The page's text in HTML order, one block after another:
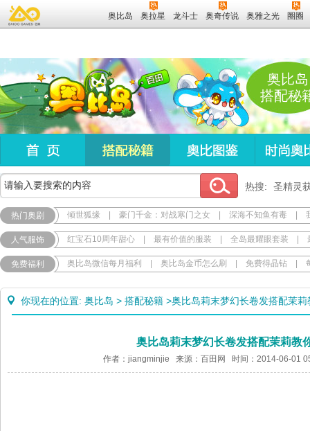
奥比岛 奥拉星 龙斗士 奥奇传说 奥雅之光 圈圈
奥比岛
搭配秘
热搜: 圣精灵
热门奥剧 倾世狐缘 豪门千金：对战寒门之女 深海不知鱼有毒
人气服饰 红宝石10周年甜心 最有价值的服装 全岛最耀眼套装
免费福利 奥比岛微信每月福利 奥比岛金币怎么刷 免费得晶钻
你现在的位置: 奥比岛 > 搭配秘籍 >奥比岛莉末梦幻长卷发搭配茉莉
奥比岛莉末梦幻长卷发搭配茉莉教
作者：jiangminjie 来源：百田网 时间：2014-06-01